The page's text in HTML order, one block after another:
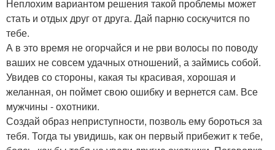
Неплохим вариантом решения такой проблемы может
стать и отдых друг от друга. Дай парню соскучится по
тебе.
А в это время не огорчайся и не рви волосы по поводу
ваших не совсем удачных отношений, а займись собой.
Увидев со стороны, какая ты красивая, хорошая и
желанная, он поймет свою ошибку и вернется сам. Все
мужчины - охотники.
Создай образ неприступности, позволь ему бороться за
тебя. Тогда ты увидишь, как он первый прибежит к тебе,